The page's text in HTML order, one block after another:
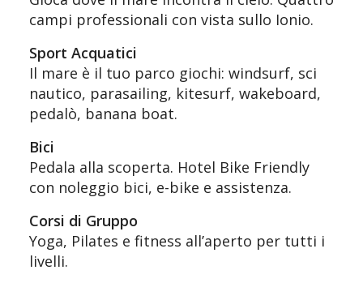
campi professionali con vista sullo Ionio.
Sport Acquatici
Il mare è il tuo parco giochi: windsurf, sci
nautico, parasailing, kitesurf, wakeboard,
pedalò, banana boat.
Bici
Pedala alla scoperta. Hotel Bike Friendly
con noleggio bici, e-bike e assistenza.
Corsi di Gruppo
Yoga, Pilates e fitness all’aperto per tutti i
livelli.